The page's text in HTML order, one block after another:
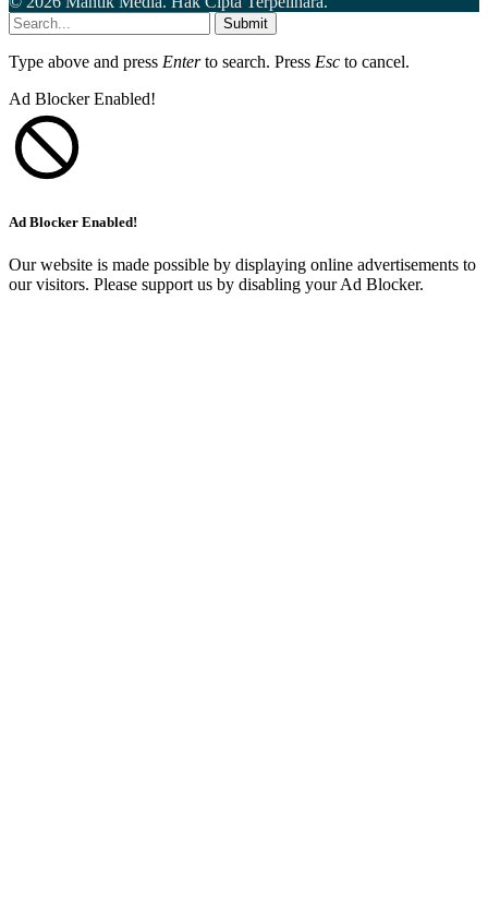
Submit
Type above and press Enterto search. Press Esc to cancel.
Ad Blocker Enabled!
Ad Blocker Enabled!
Our website is made possible by displaying online advertisements to
our visitors. Please support us by disabling your Ad Blocker.